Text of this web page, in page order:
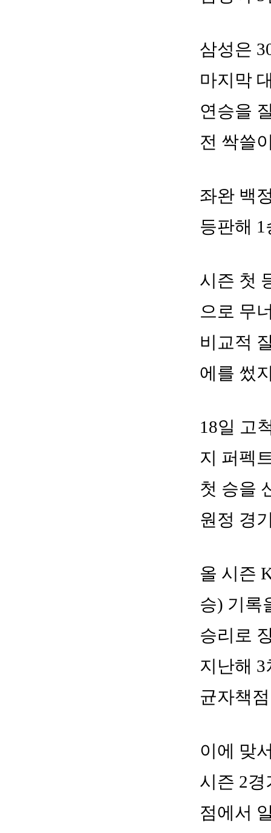
삼성은
마지막
연승을
전 싹쓸
좌완 백
등판해
시즌 첫
으로 무
비교적
에를 썼
18일 고
지 퍼펙
첫 승을
원정 경
올 시즌
승) 기록
승리로
지난해
균자책
이에 맞
시즌 2
점에서